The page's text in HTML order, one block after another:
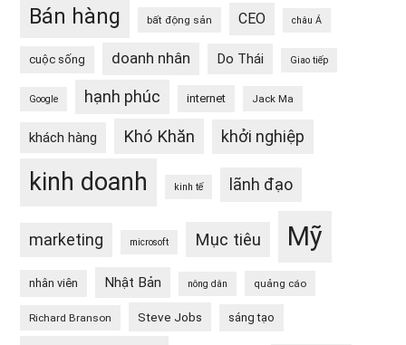
Bán hàng bất động sản CEO châu Á
cuộc sống doanh nhân Do Thái Giao tiếp
Google hạnh phúc internet Jack Ma
khách hàng Khó Khăn khởi nghiệp
kinh doanh kinh tế lãnh đạo
marketing microsoft Mục tiêu Mỹ
nhân viên Nhật Bản nông dân quảng cáo
Richard Branson Steve Jobs sáng tạo